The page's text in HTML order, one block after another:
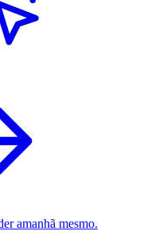
amanhã mesmo.